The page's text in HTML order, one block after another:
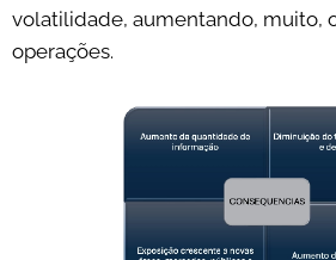
volatilidade, aumentando, muito,
operações.